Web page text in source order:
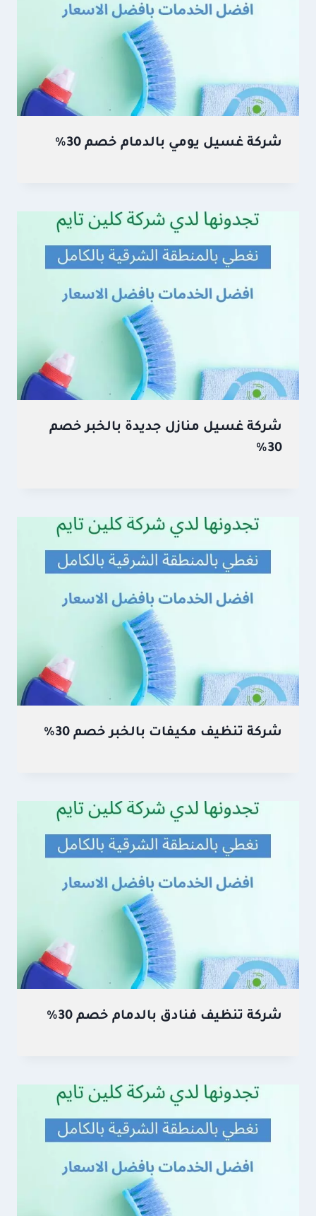
شركة غسيل يومي بالدمام خصم 30%
شركة غسيل منازل جديدة بالخبر خصم
30%
شركة تنظيف مكيفات بالخبر خصم 30%
شركة تنظيف فنادق بالدمام خصم 30%